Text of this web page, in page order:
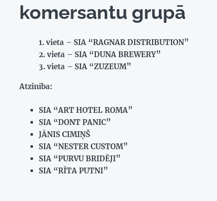
komersantu grupā
vieta – SIA “RAGNAR DISTRIBUTION”
vieta – SIA “DUNA BREWERY”
vieta – SIA “ZUZEUM”
Atzinība:
SIA “ART HOTEL ROMA”
SIA “DONT PANIC”
JĀNIS CIMIŅŠ
SIA “NESTER CUSTOM”
SIA “PURVU BRIDĒJI”
SIA “RĪTA PUTNI”